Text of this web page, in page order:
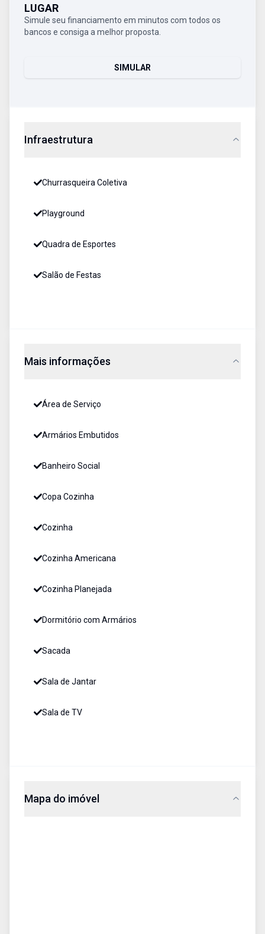
LUGAR
Simule seu financiamento em minutos com todos os
bancos e consiga a melhor proposta.
SIMULAR
Infraestrutura
Churrasqueira Coletiva
Playground
Quadra de Esportes
Salão de Festas
Mais informações
Área de Serviço
Armários Embutidos
Banheiro Social
Copa Cozinha
Cozinha
Cozinha Americana
Cozinha Planejada
Dormitório com Armários
Sacada
Sala de Jantar
Sala de TV
Mapa do imóvel